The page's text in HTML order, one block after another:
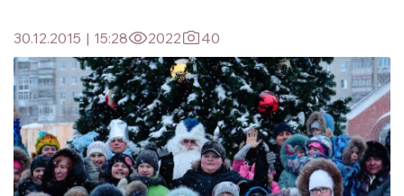
30.12.2015 | 15:28 2022 40